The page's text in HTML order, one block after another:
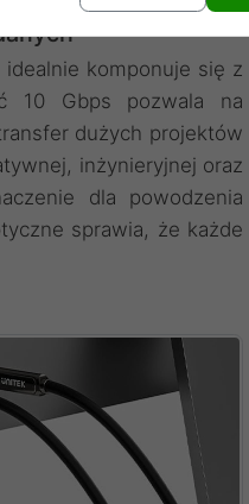
komponuje się z
10 Gbps pozwala na
dużych projektów
inżynieryjnej oraz
dla powodzenia
sprawia, że każde